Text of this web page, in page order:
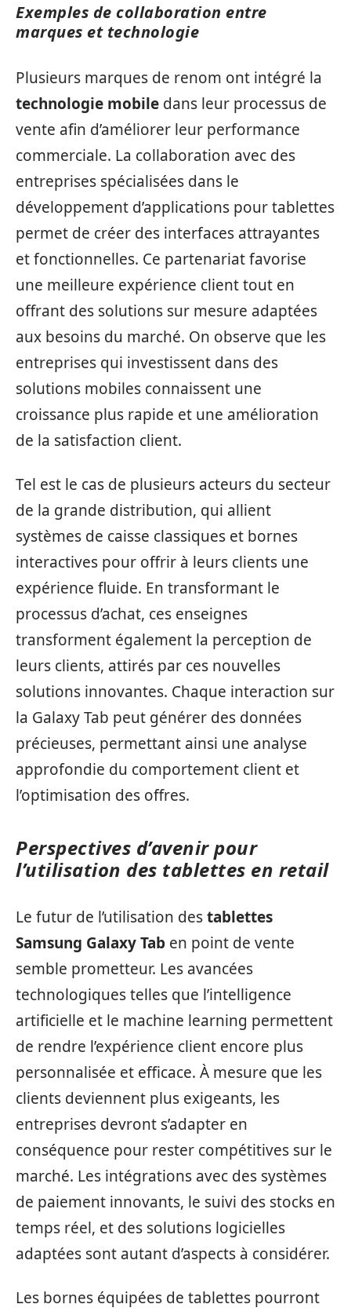
Exemples de collaboration entre
marques et technologie
Plusieurs marques de renom ont intégré la
technologie mobile dans leur processus de
vente afin d’améliorer leur performance
commerciale. La collaboration avec des
entreprises spécialisées dans le
développement d’applications pour tablettes
permet de créer des interfaces attrayantes
et fonctionnelles. Ce partenariat favorise
une meilleure expérience client tout en
offrant des solutions sur mesure adaptées
aux besoins du marché. On observe que les
entreprises qui investissent dans des
solutions mobiles connaissent une
croissance plus rapide et une amélioration
de la satisfaction client.
Tel est le cas de plusieurs acteurs du secteur
de la grande distribution, qui allient
systèmes de caisse classiques et bornes
interactives pour offrir à leurs clients une
expérience fluide. En transformant le
processus d’achat, ces enseignes
transforment également la perception de
leurs clients, attirés par ces nouvelles
solutions innovantes. Chaque interaction sur
la Galaxy Tab peut générer des données
précieuses, permettant ainsi une analyse
approfondie du comportement client et
l’optimisation des offres.
Perspectives d’avenir pour
l’utilisation des tablettes en retail
Le futur de l’utilisation destablettes
Samsung Galaxy Tab en point de vente
semble prometteur. Les avancées
technologiques telles que l’intelligence
artificielle et le machine learning permettent
de rendre l’expérience client encore plus
personnalisée et efficace. À mesure que les
clients deviennent plus exigeants, les
entreprises devront s’adapter en
conséquence pour rester compétitives sur le
marché. Les intégrations avec des systèmes
de paiement innovants, le suivi des stocks en
temps réel, et des solutions logicielles
adaptées sont autant d’aspects à considérer.
Les bornes équipées de tablettes pourront